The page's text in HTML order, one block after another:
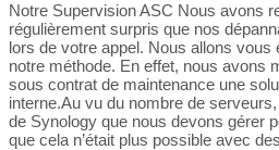
Notre Supervision ASC Nous avons
régulièrement surpris que nos
lors de votre appel. Nous allons vous
notre méthode. En effet, nous avons
sous contrat de maintenance une
interne.Au vu du nombre de
de Synology que nous devons gérer
que cela n’était plus possible avec